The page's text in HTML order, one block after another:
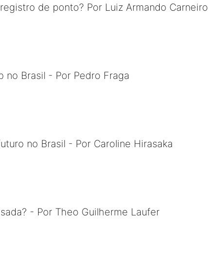
de ponto? Por Luiz Armando Carneiro
no Brasil - Por Pedro Fraga
no Brasil - Por Caroline Hirasaka
- Por Theo Guilherme Laufer